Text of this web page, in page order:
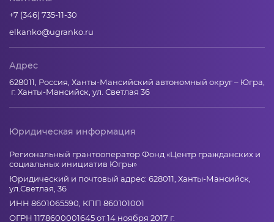
+7 (346) 735-11-30
elkanko@ugranko.ru
Адрес
628011, Россия, Ханты-Мансийский автономный округ – Югра,
г. Ханты-Мансийск, ул. Светлая 36
Юридическая информация
Региональный грантооператор Фонд «Центр гражданских и
социальных инициатив Югры»
Юридический и почтовый адрес: 628011, Ханты-Мансийск,
ул.Светлая, 36
ИНН 8601065590, КПП 860101001
ОГРН 1178600001645 от 14 ноября 2017 г.